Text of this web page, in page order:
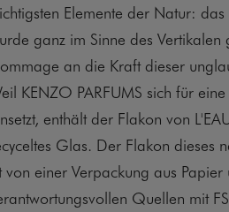
Elemente der Natur: das
ganz im Sinne des Vertikalen
an die Kraft dieser
KENZO PARFUMS sich für
enthält der Flakon von
Glas. Der Flakon dieses
von einer Verpackung aus
Quellen mit